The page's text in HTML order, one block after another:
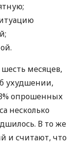
месяцев,
ухудшении,
опрошенных
несколько
В то же
и считают, что